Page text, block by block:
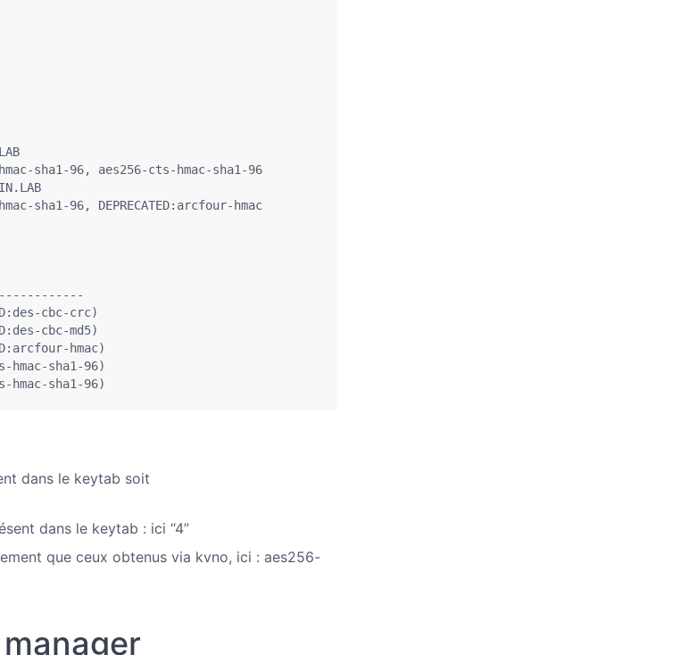
sha1-96, aes256-cts-hmac-sha1-96
sha1-96, DEPRECATED:arcfour-hmac
cbc-crc)
cbc-md5)
hmac)
hmac-sha1-96)
hmac-sha1-96)
dans le keytab soit
dans le keytab : ici “4”
que ceux obtenus via kvno, ici : aes256-